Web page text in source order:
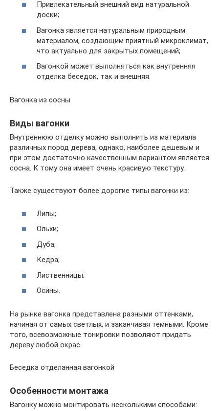
Привлекательный внешний вид натуральной
доски;
Вагонка является натуральным природным
материалом, создающим приятный микроклимат,
что актуально для закрытых помещений;
Вагонкой может выполняться как внутренняя
отделка беседок, так и внешняя.
Вагонка из сосны
Виды вагонки
Внутреннюю отделку можно выполнить из материала
различных пород дерева, однако, наиболее дешевым и
при этом достаточно качественным вариантом является
сосна. К тому она имеет очень красивую текстуру.
Также существуют более дорогие типы вагонки из:
Липы;
Ольхи;
Дуба;
Кедра;
Лиственницы;
Осины.
На рынке вагонка представлена разными оттенками,
начиная от самых светлых, и заканчивая темными. Кроме
того, всевозможные тонировки позволяют придать
дереву любой окрас.
Беседка отделанная вагонкой
Особенности монтажа
Вагонку можно монтировать несколькими способами: